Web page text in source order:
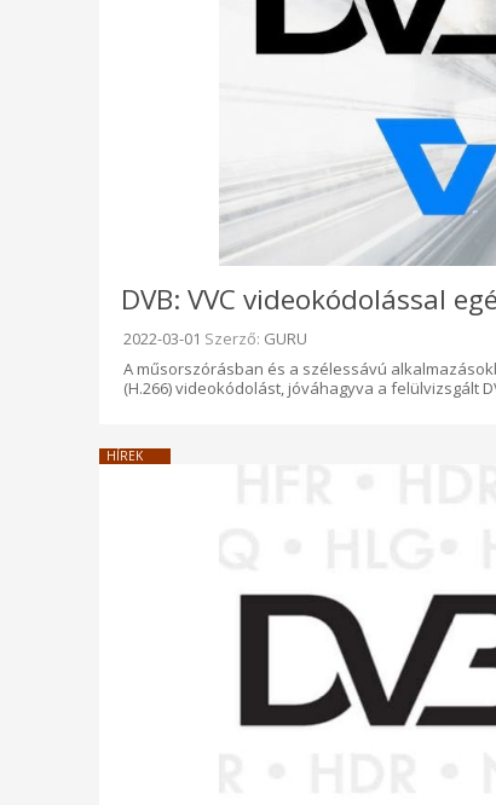
DVB: VVC videokódolással
Beküldve:
2022-03-01 Szerző: GURU
A műsorszórásban és a szélessávú
(H.266) videokódolást, jóváhagyva a felülvizsgált
HÍREK